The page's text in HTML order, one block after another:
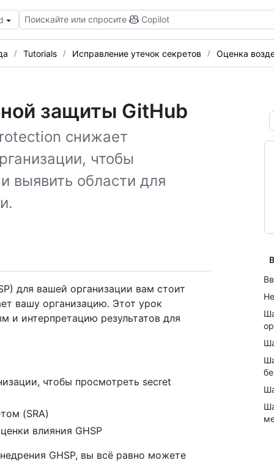
Поискайте или спросите Copilot
Tutorials Исправление утечок секретов Оценка
защиты GitHub
снижает
чтобы
выявить области для
для вашей организации вам стоит
вашу организацию. Этот урок
и интерпретацию результатов для
чтобы просмотреть secret
(SRA)
влияния GHSP
GHSP, вы всё равно можете